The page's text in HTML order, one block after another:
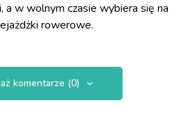
a w wolnym czasie wybiera się na
rowerowe.
komentarze (0)